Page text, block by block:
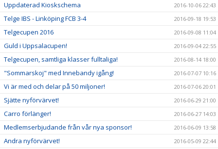
Uppdaterad Kioskschema 2016-10-06 22:43
Telge IBS - Linköping FCB 3-4 2016-09-18 19:53
Telgecupen 2016 2016-09-08 11:04
Guld i Uppsalacupen! 2016-09-04 22:55
Telgecupen, samtliga klasser fulltaliga! 2016-08-14 18:00
"Sommarskoj" med Innebandy igång! 2016-07-07 10:16
Vi är med och delar på 50 miljoner! 2016-07-06 20:01
Sjätte nyförvärvet! 2016-06-29 21:00
Carro förlänger! 2016-06-27 14:03
Medlemserbjudande från vår nya sponsor! 2016-06-09 13:58
Andra nyförvärvet! 2016-05-09 22:44